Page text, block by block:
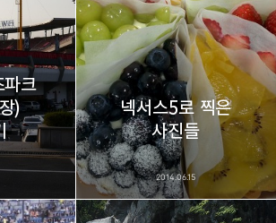
밴드 네이버 블로그
크
)
넥서스5로 찍은
사진들
2014.06.15